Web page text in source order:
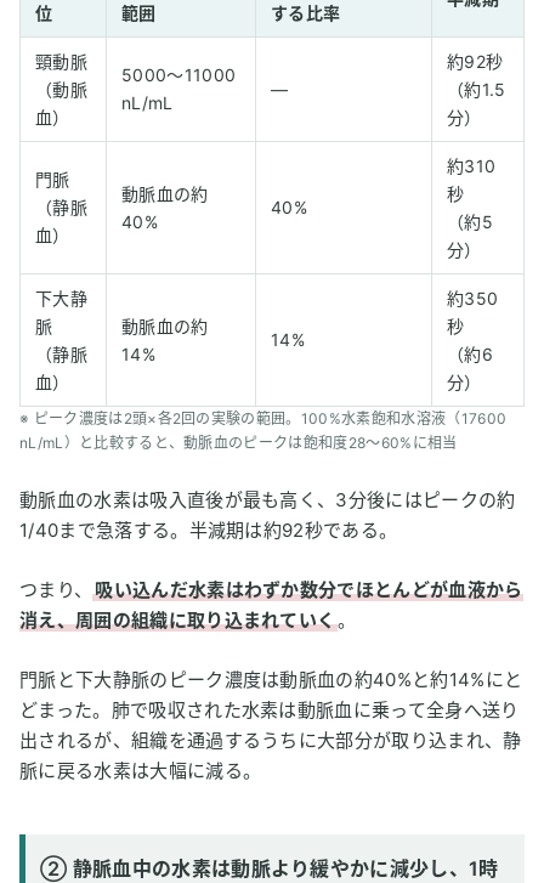
位 範囲 する比率
頸動脈
（動脈
血）
5000〜11000
nL/mL
―
約92秒
（約1.5
分）
門脈
（静脈
血）
動脈血の約
40%
40%
約310
秒
（約5
分）
下大静
脈
（静脈
血）
動脈血の約
14%
14%
約350
秒
（約6
分）
※ ピーク濃度は2頭×各2回の実験の範囲。100%水素飽和水溶液（17600
nL/mL）と比較すると、動脈血のピークは飽和度28〜60%に相当
動脈血の水素は吸入直後が最も高く、3分後にはピークの約
1/40まで急落する。半減期は約92秒である。
つまり、吸い込んだ水素はわずか数分でほとんどが血液から
消え、周囲の組織に取り込まれていく。
門脈と下大静脈のピーク濃度は動脈血の約40%と約14%にと
どまった。肺で吸収された水素は動脈血に乗って全身へ送り
出されるが、組織を通過するうちに大部分が取り込まれ、静
脈に戻る水素は大幅に減る。
② 静脈血中の水素は動脈より緩やかに減少し、1時